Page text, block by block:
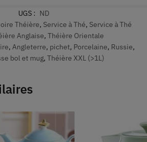
UGS : ND
Théière, Service à Thé, Service à Thé
Anglaise, Théière Orientale
, Angleterre, pichet, Porcelaine, Russie,
bol et mug, Théière XXL (>1L)